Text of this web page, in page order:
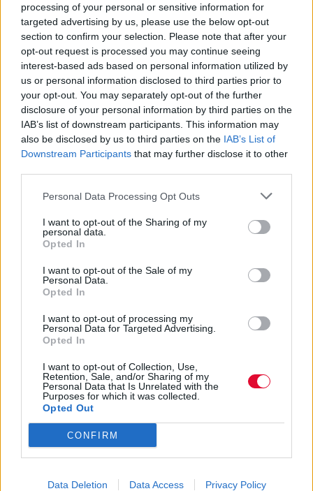
processing of your personal or sensitive information for
targeted advertising by us, please use the below opt-out
section to confirm your selection. Please note that after your
opt-out request is processed you may continue seeing
interest-based ads based on personal information utilized by
us or personal information disclosed to third parties prior to
your opt-out. You may separately opt-out of the further
disclosure of your personal information by third parties on the
IAB’s list of downstream participants. This information may
also be disclosed by us to third parties on the IAB’s List of
Downstream Participants that may further disclose it to other
Personal Data Processing Opt Outs
I want to opt-out of the Sharing of my
personal data.
Opted In
I want to opt-out of the Sale of my
Personal Data.
Opted In
I want to opt-out of processing my
Personal Data for Targeted Advertising.
Opted In
I want to opt-out of Collection, Use,
Retention, Sale, and/or Sharing of my
Personal Data that Is Unrelated with the
Purposes for which it was collected.
Opted Out
CONFIRM
Data Deletion Data Access Privacy Policy
Καλλιτεχνική εκπαίδευση:
Ετοιμάζεται Ανώτατη Σχολή
Παραστατικών Τεχνών
Και ισοτίμηση τίτλων των καλλιτεχνικών
σχολών με ΤΕΙ
Ναταλία Πετρίτη
03.10.2023